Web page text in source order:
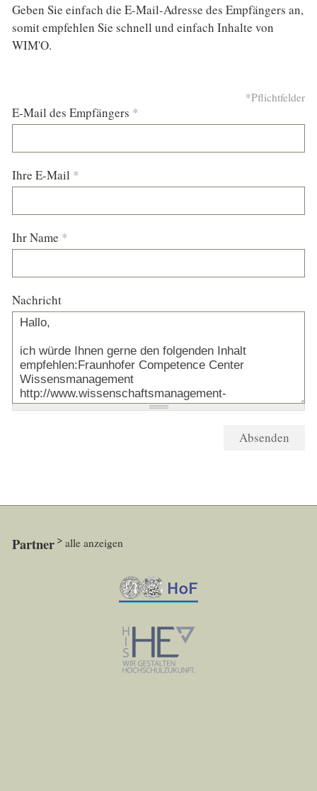
Geben Sie einfach die E-Mail-Adresse des Empfängers an,
somit empfehlen Sie schnell und einfach Inhalte von
WIM'O.
*Pflichtfelder
E-Mail des Empfängers *
Ihre E-Mail *
Ihr Name *
Nachricht
Partner alle anzeigen